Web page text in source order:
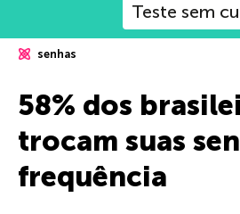
Teste sem
senhas
58% dos
trocam suas
frequência